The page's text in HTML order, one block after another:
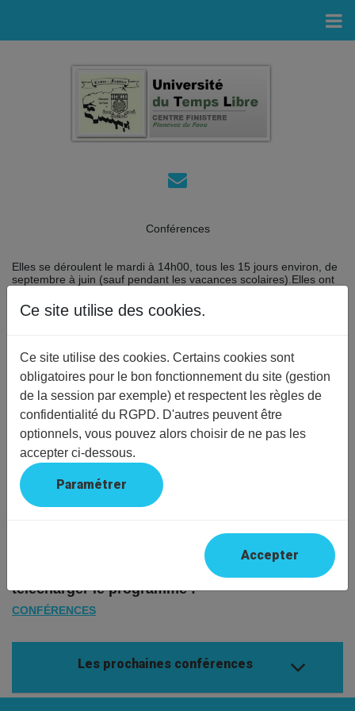
Conférences
Elles se déroulent le mardi à 14h00, tous les 15 jours environ, de
septembre à juin (sauf pendant les vacances scolaires).Elles ont
du complexe Ar Sterenn de Châteauneuf-du-Faou.
reprendra en septembre.
Ces conférences traiteront de divers thèmes : arts,
histoire, philosophie, géopolitique, environnement,
sciences, techniques ...
La première aura lieu lemardi 8 septembreet nous
parlera de Georges Brassens. Elle sera présentée
par Monsieur Jérôme Arnoult, artiste et écrivain.
À noter que cette première conférence sera ouverte
Vous trouverez ci-dessous le lien pour
télécharger le programme :
CONFÉRENCES
Les prochaines conférences
Ce site utilise des cookies.
Ce site utilise des cookies. Certains cookies sont
obligatoires pour le bon fonctionnement du site (gestion
de la session par exemple) et respectent les règles de
confidentialité du RGPD. D'autres peuvent être
optionnels, vous pouvez alors choisir de ne pas les
accepter ci-dessous.
Paramétrer
Accepter